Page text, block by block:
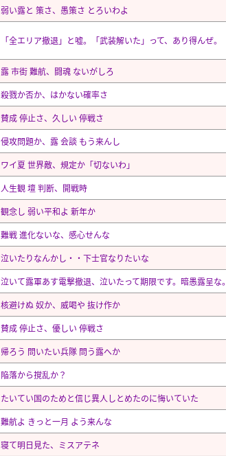
弱い露と 策さ、愚策さ とろいわよ
「全エリア撤退」と嘘。「武装解いた」って、あり得んぜ。
露 市街 難航、闘魂 ないがしろ
殺戮か否か、はかない確率さ
賛成 停止さ、久しい 停戦さ
侵攻問題か、露 会談 もう来んし
ワイ夏 世界敵、規定か「切ないわ」
人生観 壇 判断、開戦時
観念し 弱い平和よ 新年か
難戦 進化ないな、感心せんな
泣いたりなんかし・・下士官なりたいな
泣いて露軍あす電撃撤退、泣いたって期限です。暗愚露呈な。
核避けぬ 奴か、威喝や 抜け作か
賛成 停止さ、優しい 停戦さ
帰ろう 問いたい兵隊 問う露へか
陥落から撹乱か？
たいてい国のためと信じ異人しとめたのに悔いていた
難航よ きっと一月 よう来んな
寝て明日見た、ミスアテネ